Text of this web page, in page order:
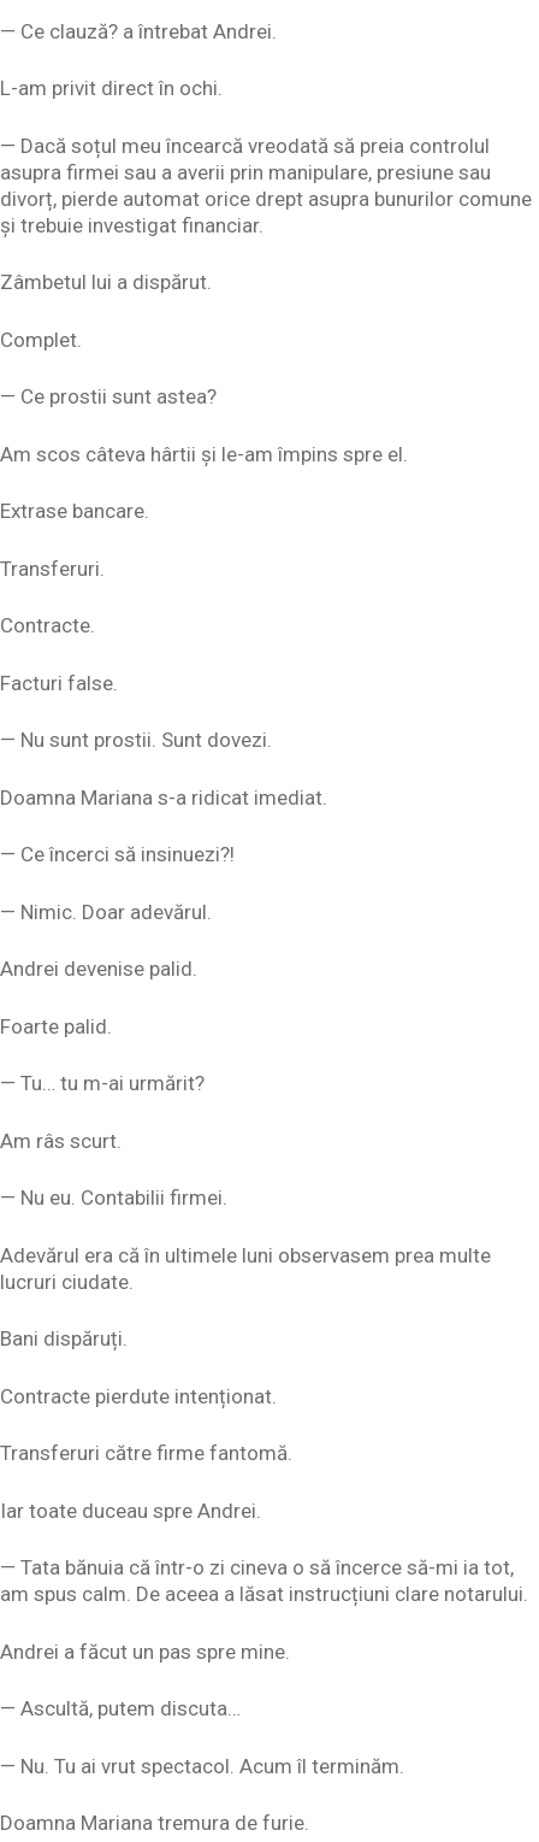
— Ce clauză? a întrebat Andrei.
L-am privit direct în ochi.
— Dacă soțul meu încearcă vreodată să preia controlul
asupra firmei sau a averii prin manipulare, presiune sau
divorț, pierde automat orice drept asupra bunurilor comune
și trebuie investigat financiar.
Zâmbetul lui a dispărut.
Complet.
— Ce prostii sunt astea?
Am scos câteva hârtii și le-am împins spre el.
Extrase bancare.
Transferuri.
Contracte.
Facturi false.
— Nu sunt prostii. Sunt dovezi.
Doamna Mariana s-a ridicat imediat.
— Ce încerci să insinuezi?!
— Nimic. Doar adevărul.
Andrei devenise palid.
Foarte palid.
— Tu… tu m-ai urmărit?
Am râs scurt.
— Nu eu. Contabilii firmei.
Adevărul era că în ultimele luni observasem prea multe
lucruri ciudate.
Bani dispăruți.
Contracte pierdute intenționat.
Transferuri către firme fantomă.
Iar toate duceau spre Andrei.
— Tata bănuia că într-o zi cineva o să încerce să-mi ia tot,
am spus calm. De aceea a lăsat instrucțiuni clare notarului.
Andrei a făcut un pas spre mine.
— Ascultă, putem discuta…
— Nu. Tu ai vrut spectacol. Acum îl terminăm.
Doamna Mariana tremura de furie.